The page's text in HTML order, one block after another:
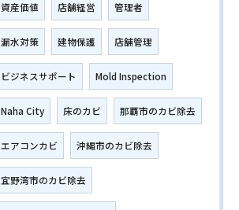
資産価値 店舗経営 管理者
漏水対策 建物保護 店舗管理
ビジネスサポート Mold Inspection
Naha City 床のカビ 那覇市のカビ除去
エアコンカビ 沖縄市のカビ除去
宜野湾市のカビ除去